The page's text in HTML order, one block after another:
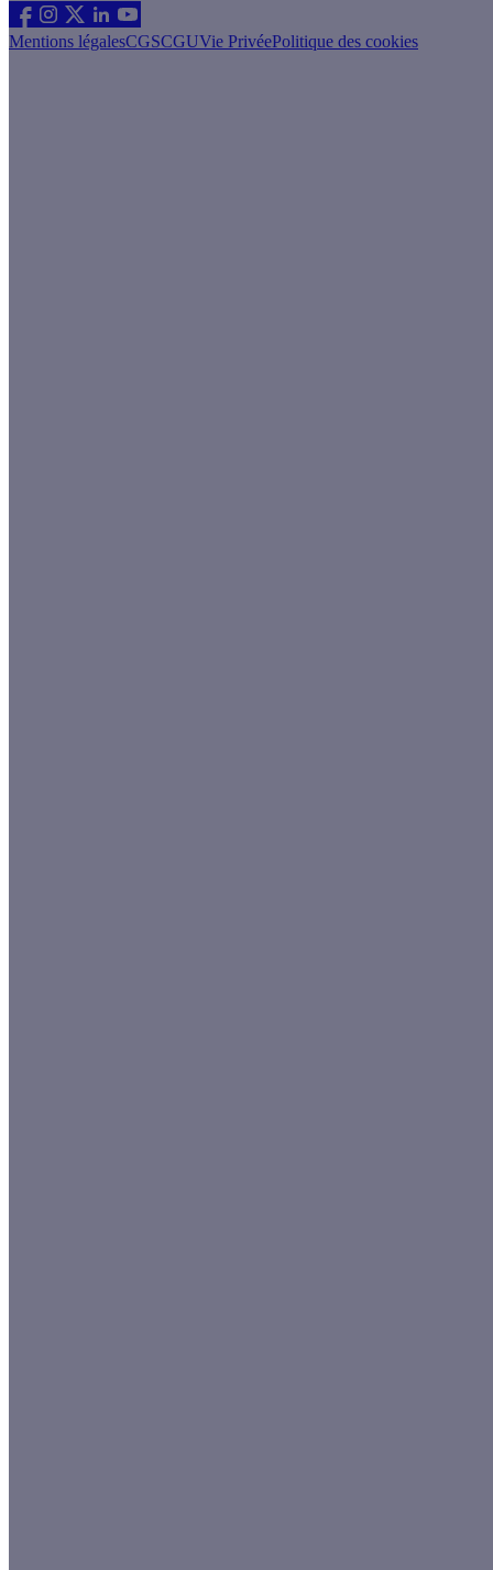
Mentions légalesCGSCGUVie PrivéePolitique des cookies